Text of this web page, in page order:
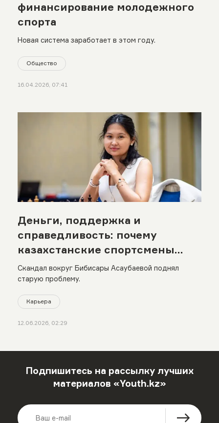
финансирование молодежного
спорта
Новая система заработает в этом году.
Общество
16.04.2026, 07:41
Деньги, поддержка и
справедливость: почему
казахстанские спортсмены
конфликтуют с федерациями
Скандал вокруг Бибисары Асаубаевой поднял
старую проблему.
Карьера
12.06.2026, 02:29
Подпишитесь на рассылку лучших
материалов «Youth.kz»